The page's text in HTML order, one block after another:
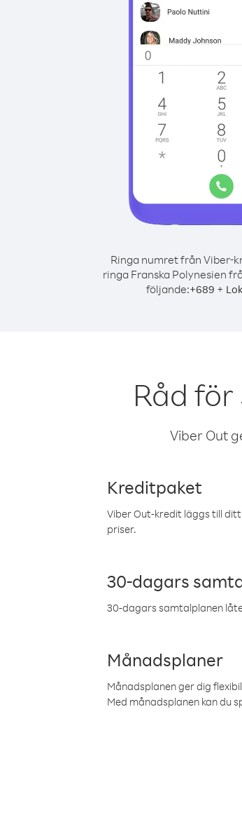
Ringa numret från Viber-
ringa Franska Polynesien
följande:+689 +
Råd
Viber Out
Kreditpaket
Viber Out-kredit läggs till
priser.
30-dagars
30-dagars samtalplanen
Månadsplaner
Månadsplanen ger dig
Med månadsplanen kan du